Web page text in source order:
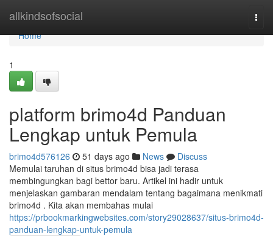
allkindsofsocial
Home
Home
1
platform brimo4d Panduan
Lengkap untuk Pemula
brimo4d576126 51 days ago News
Discuss
Memulai taruhan di situs brimo4d bisa jadi terasa
membingungkan bagi bettor baru. Artikel ini hadir untuk
menjelaskan gambaran mendalam tentang bagaimana menikmati
brimo4d . Kita akan membahas mulai
https://prbookmarkingwebsites.com/story29028637/situs-brimo4d-
panduan-lengkap-untuk-pemula